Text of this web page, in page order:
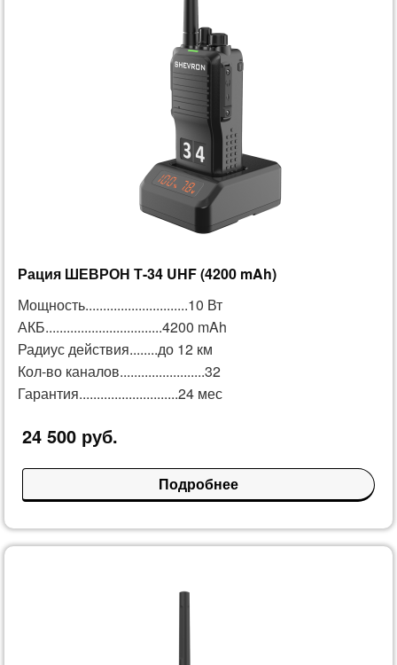
Рация ШЕВРОН Т-34 UHF (4200 mAh)
Мощность.............................10 Вт
АКБ.................................4200 mAh
Радиус действия........до 12 км
Кол-во каналов........................32
Гарантия............................24 мес
24 500 руб.
Подробнее